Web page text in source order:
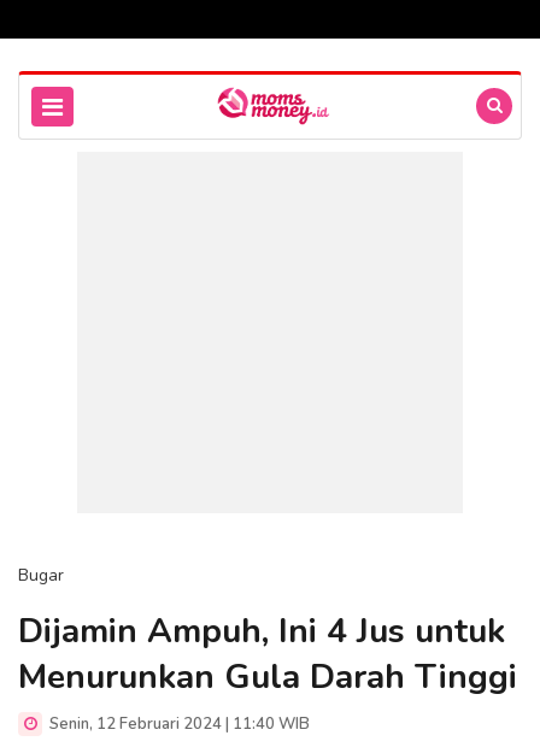
Bugar
Dijamin Ampuh, Ini 4 Jus untuk
Menurunkan Gula Darah Tinggi
Senin, 12 Februari 2024 | 11:40 WIB